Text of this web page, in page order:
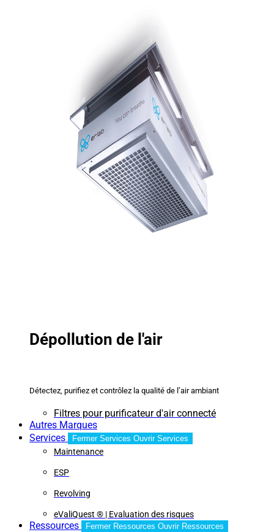
Dépollution de l'air
Détectez, purifiez et contrôlez la qualité de l’air ambiant
Filtres pour purificateur d'air connecté
Autres Marques
Services
Fermer Services Ouvrir Services
Maintenance
ESP
Revolving
eValiQuest ® | Evaluation des risques
Ressources Fermer Ressources Ouvrir Ressources